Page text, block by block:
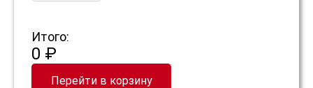
Итого:
0 ₽
Перейти в корзину